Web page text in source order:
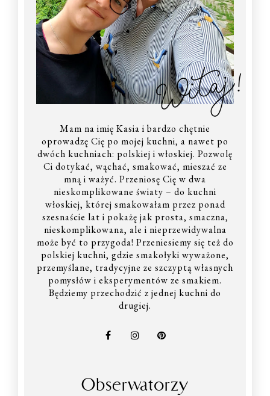
Witaj!
Mam na imię Kasia i bardzo chętnie
oprowadzę Cię po mojej kuchni, a nawet po
dwóch kuchniach: polskiej i włoskiej. Pozwolę
Ci dotykać, wąchać, smakować, mieszać ze
mną i ważyć. Przeniosę Cię w dwa
nieskomplikowane światy – do kuchni
włoskiej, której smakowałam przez ponad
szesnaście lat i pokażę jak prosta, smaczna,
nieskomplikowana, ale i nieprzewidywalna
może być to przygoda! Przeniesiemy się też do
polskiej kuchni, gdzie smakołyki wyważone,
przemyślane, tradycyjne ze szczyptą własnych
pomysłów i eksperymentów ze smakiem.
Będziemy przechodzić z jednej kuchni do
drugiej.
Obserwatorzy